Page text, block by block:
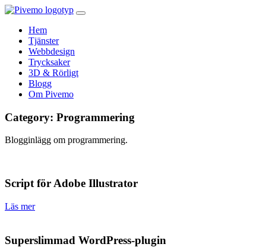
Hem
Tjänster
Webbdesign
Trycksaker
3D & Rörligt
Blogg
Om Pivemo
Category: Programmering
Blogginlägg om programmering.
Script för Adobe Illustrator
Läs mer
Superslimmad WordPress-plugin